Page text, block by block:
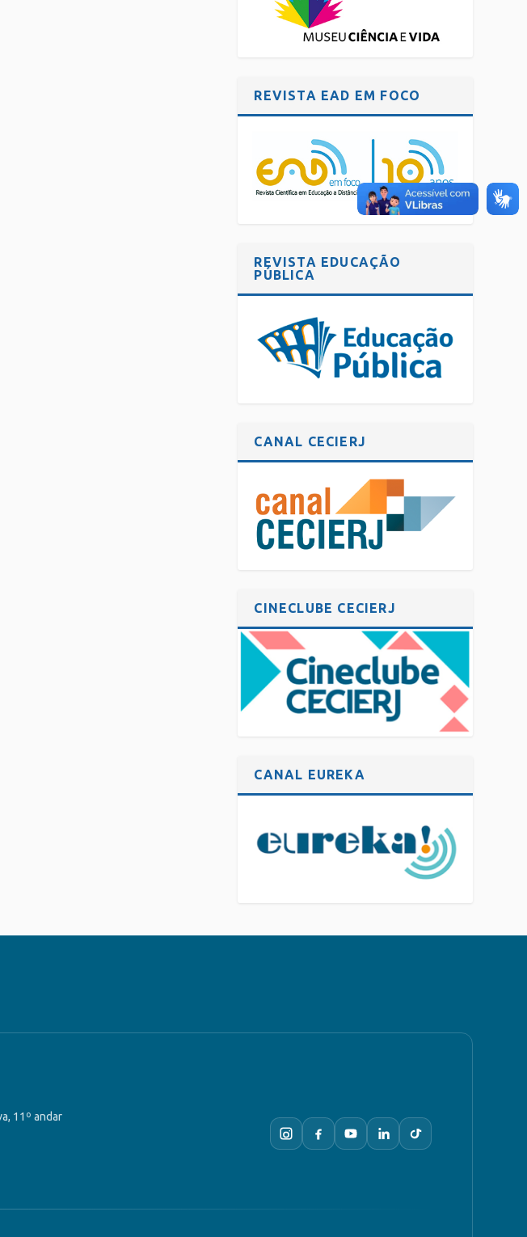
REVISTA EAD EM FOCO
REVISTA EDUCAÇÃO
PÚBLICA
CANAL CECIERJ
CINECLUBE CECIERJ
CANAL EUREKA
11º andar